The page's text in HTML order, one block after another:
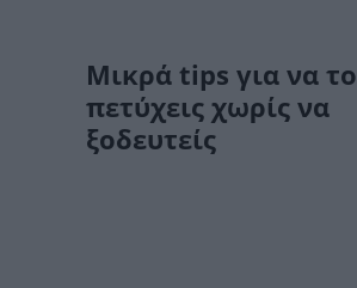
Μικρά tips για να το
πετύχεις χωρίς να
ξοδευτείς